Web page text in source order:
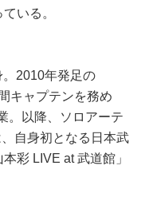
いる。
2010年発足の
キャプテンを務め
。以降、ソロアーテ
自身初となる日本武
彩 LIVE at 武道館」